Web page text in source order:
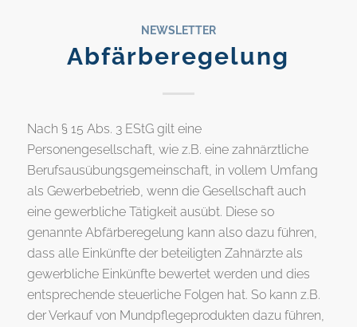
NEWSLETTER
Abfärberegelung
Nach § 15 Abs. 3 EStG gilt eine
Personengesellschaft, wie z.B. eine zahnärztliche
Berufsausübungsgemeinschaft, in vollem Umfang
als Gewerbebetrieb, wenn die Gesellschaft auch
eine gewerbliche Tätigkeit ausübt. Diese so
genannte Abfärberegelung kann also dazu führen,
dass alle Einkünfte der beteiligten Zahnärzte als
gewerbliche Einkünfte bewertet werden und dies
entsprechende steuerliche Folgen hat. So kann z.B.
der Verkauf von Mundpflegeprodukten dazu führen,